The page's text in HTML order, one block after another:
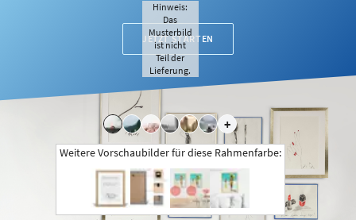
JETZT STARTEN
+
Hinweis:
Das
Musterbild
ist nicht
Teil der
Lieferung.
Weitere Vorschaubilder für diese Rahmenfarbe: